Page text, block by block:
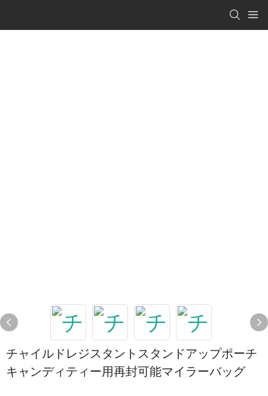
チャイルドレジスタントスタンドアップポーチ
キャンディティー用再封可能マイラーバッグ